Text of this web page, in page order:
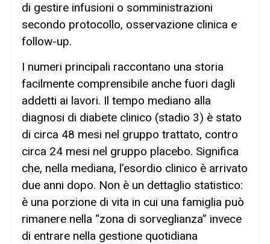
di gestire infusioni o somministrazioni
secondo protocollo, osservazione clinica e
follow-up.
I numeri principali raccontano una storia
facilmente comprensibile anche fuori dagli
addetti ai lavori. Il tempo mediano alla
diagnosi di diabete clinico (stadio 3) è stato
di circa 48 mesi nel gruppo trattato, contro
circa 24 mesi nel gruppo placebo. Significa
che, nella mediana, l’esordio clinico è arrivato
due anni dopo. Non è un dettaglio statistico:
è una porzione di vita in cui una famiglia può
rimanere nella “zona di sorveglianza” invece
di entrare nella gestione quotidiana